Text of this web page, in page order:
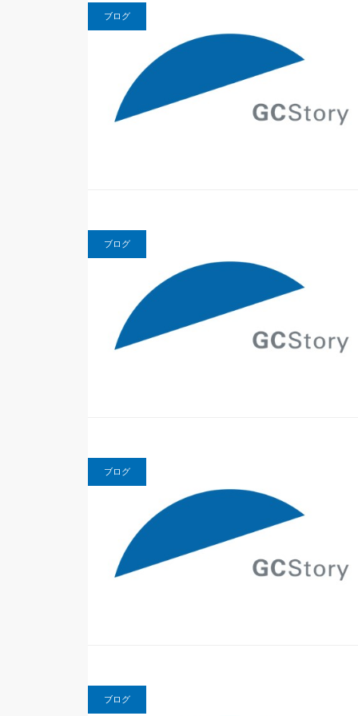
ブログ
ブログ
ブログ
ブログ